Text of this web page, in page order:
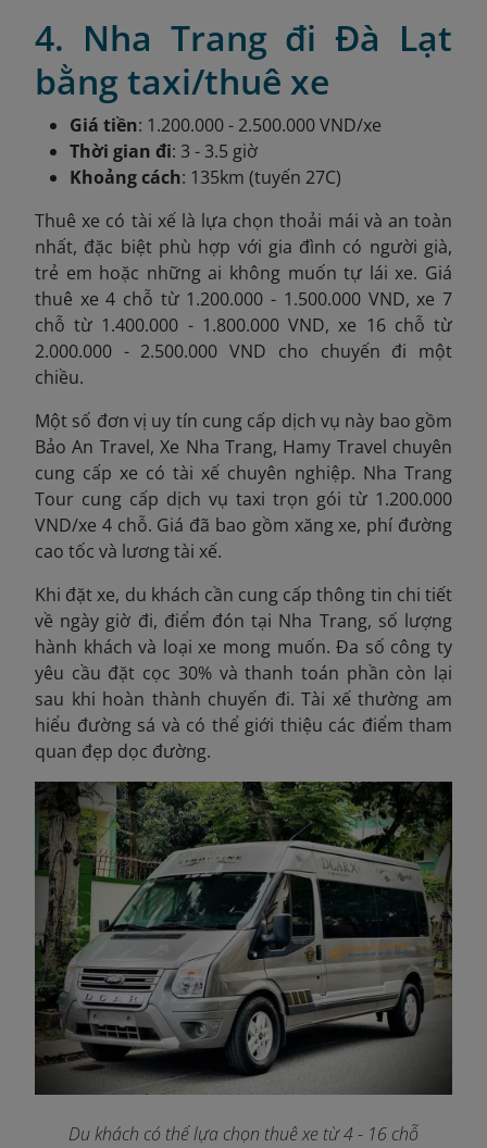
4. Nha Trang đi Đà Lạt
bằng taxi/thuê xe
Giá tiền: 1.200.000 - 2.500.000 VND/xe
Thời gian đi: 3 - 3.5 giờ
Khoảng cách: 135km (tuyến 27C)
Thuê xe có tài xế là lựa chọn thoải mái và an toàn
nhất, đặc biệt phù hợp với gia đình có người già,
trẻ em hoặc những ai không muốn tự lái xe. Giá
thuê xe 4 chỗ từ 1.200.000 - 1.500.000 VND, xe 7
chỗ từ 1.400.000 - 1.800.000 VND, xe 16 chỗ từ
2.000.000 - 2.500.000 VND cho chuyến đi một
chiều.
Một số đơn vị uy tín cung cấp dịch vụ này bao gồm
Bảo An Travel, Xe Nha Trang, Hamy Travel chuyên
cung cấp xe có tài xế chuyên nghiệp. Nha Trang
Tour cung cấp dịch vụ taxi trọn gói từ 1.200.000
VND/xe 4 chỗ. Giá đã bao gồm xăng xe, phí đường
cao tốc và lương tài xế.
Khi đặt xe, du khách cần cung cấp thông tin chi tiết
về ngày giờ đi, điểm đón tại Nha Trang, số lượng
hành khách và loại xe mong muốn. Đa số công ty
yêu cầu đặt cọc 30% và thanh toán phần còn lại
sau khi hoàn thành chuyến đi. Tài xế thường am
hiểu đường sá và có thể giới thiệu các điểm tham
quan đẹp dọc đường.
Du khách có thể lựa chọn thuê xe từ 4 - 16 chỗ